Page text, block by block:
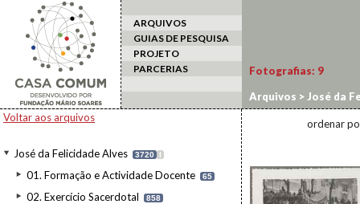
ARQUIVOS
GUIAS DE PESQUISA
PROJETO
PARCERIAS
Voltar aos arquivos
José da Felicidade Alves 3720 I
01. Formação e Actividade Docente 65
02. Exercício Sacerdotal 858
Fotografias: 9
Arquivos > José da
Passos
ordenar